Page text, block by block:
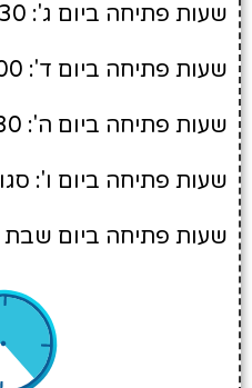
שעות פתיחה ביום ג': 9:00-14:30
שעות פתיחה ביום ד': 9:00-15:00
שעות פתיחה ביום ה': 9:00-14:30
שעות פתיחה ביום ו':
שעות פתיחה ביום שבת